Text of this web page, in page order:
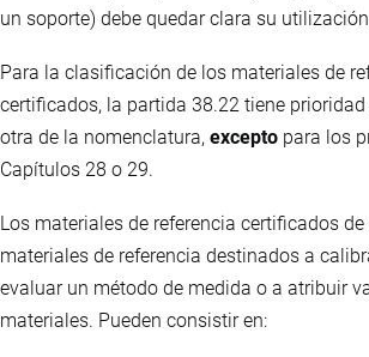
un soporte) debe quedar clara su
Para la clasificación de los materiales de
certificados, la partida 38.22 tiene
otra de la nomenclatura, excepto para los
Capítulos 28 o 29.
Los materiales de referencia certificados
materiales de referencia destinados a
evaluar un método de medida o a atribuir
materiales. Pueden consistir en: